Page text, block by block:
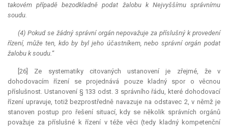
takovém případě bezodkladně podat žalobu k Nejvyššímu správnímu
soudu.
(4) Pokud se žádný správní orgán nepovažuje za příslušný k provedení
řízení, může ten, kdo by byl jeho účastníkem, nebo správní orgán podat
žalobu k soudu.“
[26] Ze systematiky citovaných ustanovení je zřejmé, že v
dohodovacím řízení se projednává pouze kladný spor o věcnou
příslušnost. Ustanovení § 133 odst. 3 správního řádu, které dohodovací
řízení upravuje, totiž bezprostředně navazuje na odstavec 2, v němž je
stanoven postup pro řešení situací, kdy se několik správních orgánů
považuje za příslušné k řízení v téže věci (tedy kladný kompetenční